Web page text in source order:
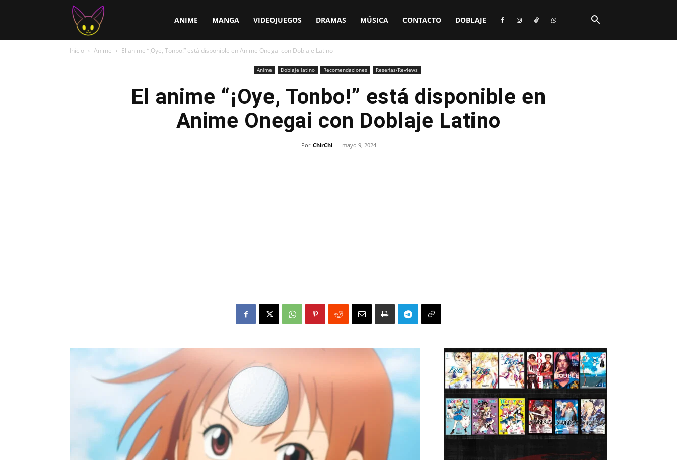
ANIME MANGA VIDEOJUEGOS DRAMAS MÚSICA CONTACTO DOBLAJE
Inicio Anime El anime “¡Oye, Tonbo!” está disponible en Anime Onegai con Doblaje Latino
Anime Doblaje latino Recomendaciones Reseñas/Reviews
El anime “¡Oye, Tonbo!” está disponible en
Anime Onegai con Doblaje Latino
Por ChirChi - mayo 9, 2024